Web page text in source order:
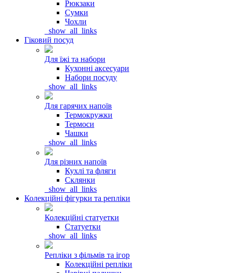
Рюкзаки
Сумки
Чохли
_show_all_links
Гіковий посуд
Для їжі та набори
Кухонні аксесуари
Набори посуду
_show_all_links
Для гарячих напоїв
Термокружки
Термоси
Чашки
_show_all_links
Для різних напоїв
Кухлі та фляги
Склянки
_show_all_links
Колекційні фігурки та репліки
Колекційні статуетки
Статуетки
_show_all_links
Репліки з фільмів та ігор
Колекційні репліки